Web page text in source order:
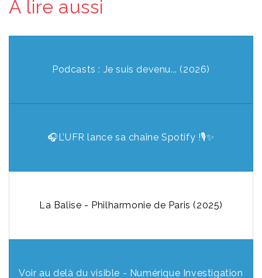
À lire aussi
Podcasts : Je suis devenu... (2026)
🎧L’UFR lance sa chaîne Spotify !🎙️✨
La Balise - Philharmonie de Paris (2025)
Voir au delà du visible - Numérique Investigation